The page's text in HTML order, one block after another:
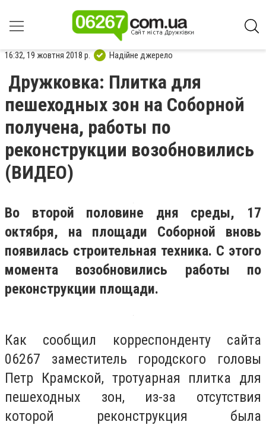
16:32, 19 жовтня 2018 р. Надійне джерело
Дружковка: Плитка для
пешеходных зон на Соборной
получена, работы по
реконструкции возобновились
(ВИДЕО)
Во второй половине дня среды, 17
октября, на площади Соборной вновь
появилась строительная техника. С этого
момента возобновились работы по
реконструкции площади.
Как сообщил корреспонденту сайта
06267 заместитель городского головы
Петр Крамской, тротуарная плитка для
пешеходных зон, из-за отсутствия
которой реконструкция была